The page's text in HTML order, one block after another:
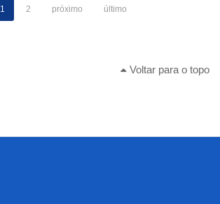
1 2 próximo último
Voltar para o topo